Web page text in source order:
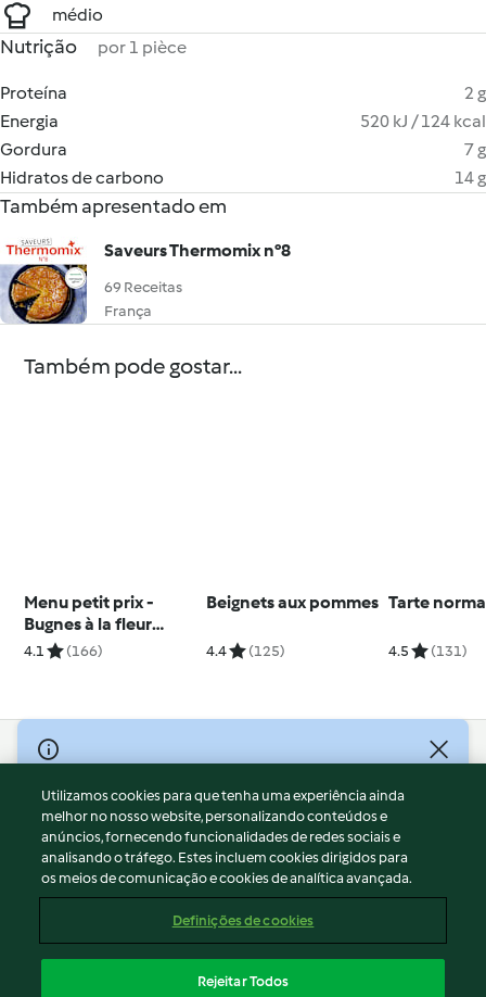
médio
Nutrição por 1 pièce
Proteína
2 g
Energia
520 kJ / 124 kcal
Gordura
7 g
Hidratos de carbono
14 g
Também apresentado em
Saveurs Thermomix n°8
69 Receitas
França
Também pode gostar...
Menu petit prix -
Bugnes à la fleur
d'oranger
4.1 (166)
Beignets aux pommes
4.4 (125)
Tarte
4.5 (131)
© Copyright 2026
Termos de Utilização
Aviso sobre Proteção de Dados
Aviso
Apoio legal
Conteúdo do relatório
Utilizamos cookies para que tenha uma experiência ainda
melhor no nosso website, personalizando conteúdos e
anúncios, fornecendo funcionalidades de redes sociais e
analisando o tráfego. Estes incluem cookies dirigidos para
os meios de comunicação e cookies de analítica avançada.
Definições de cookies
Rejeitar Todos